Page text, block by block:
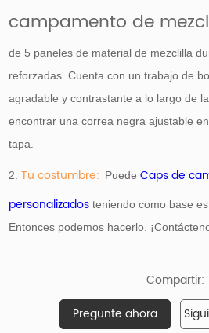
campamento de
de 5 paneles de material de mezclilla
reforzadas. Cuenta con un trabajo de
agradable y contrastante a lo largo de
encontrar una correa negra ajustable
tapa.
2.Tu costumbre: PuedeCaps de
personalizados teniendo como base
Entonces podemos hacerlo.
Compartir:
Pregunte ahora